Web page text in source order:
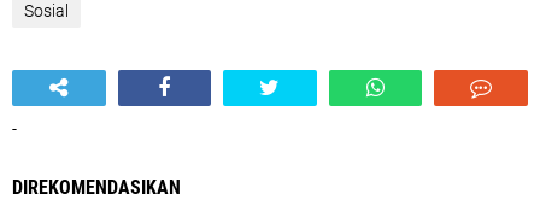
Sosial
-
DIREKOMENDASIKAN